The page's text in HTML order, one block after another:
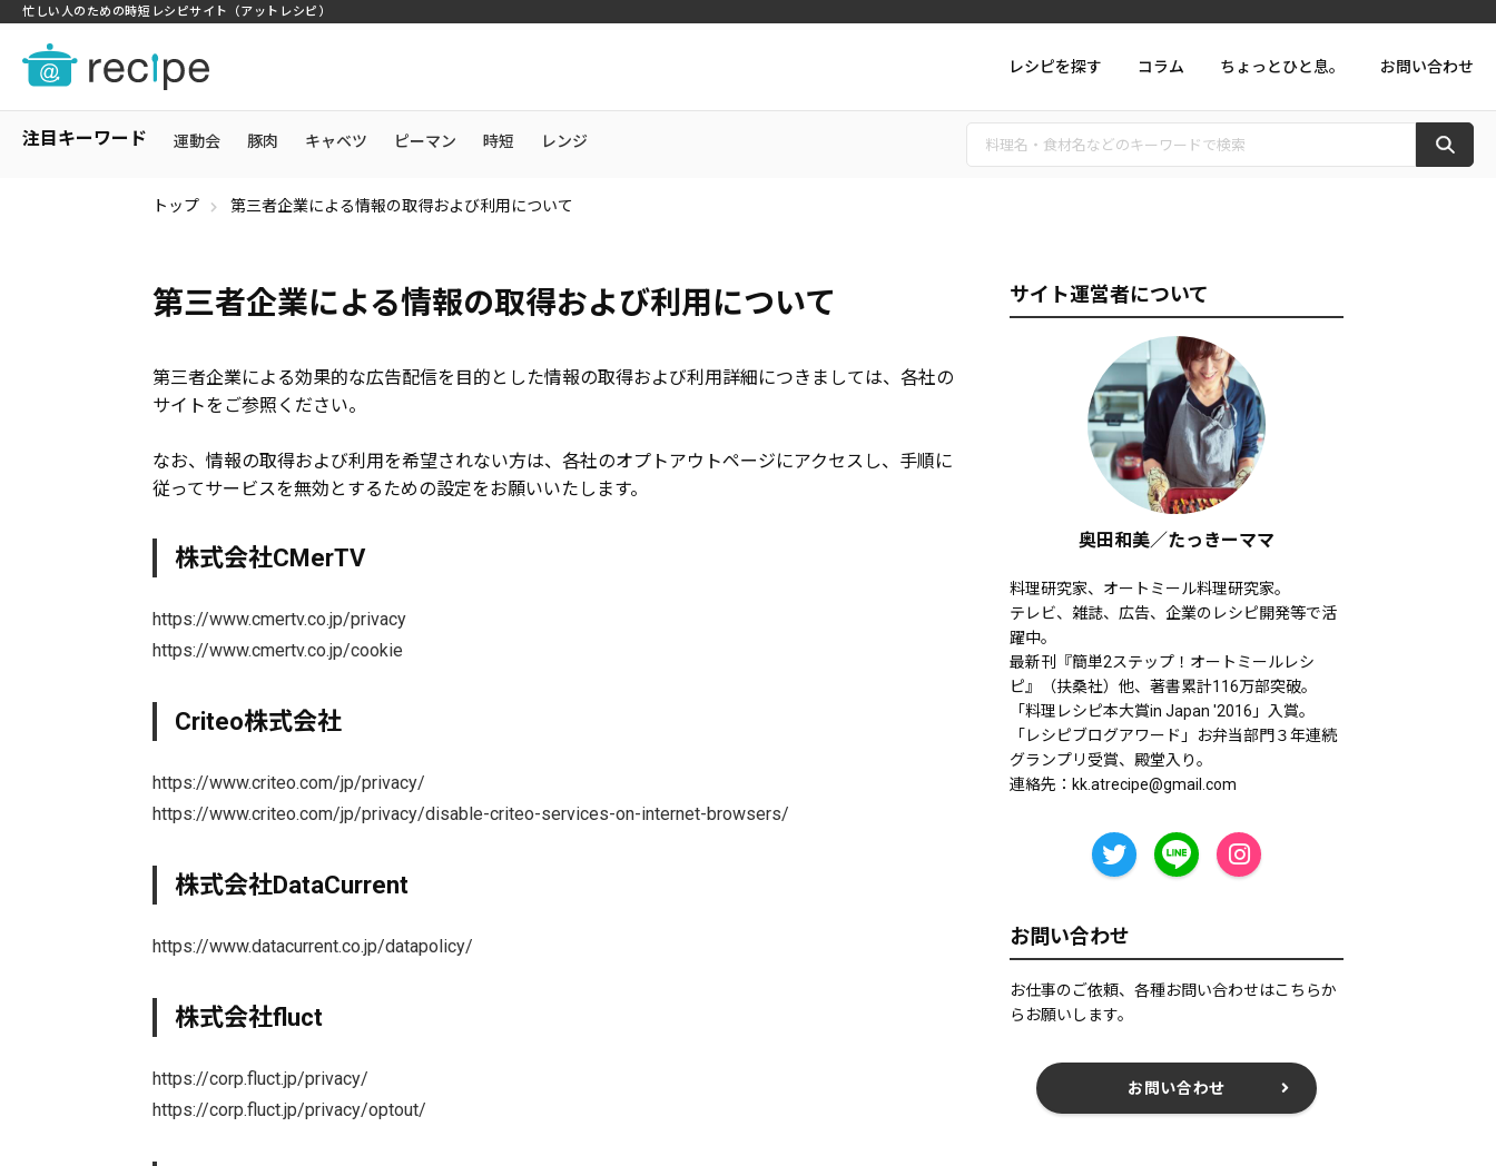
忙しい人のための時短レシピサイト（アットレシピ）
レシピを探す コラム ちょっとひと息。 お問い合わせ
注目キーワード 運動会 豚肉 キャベツ ピーマン 時短 レンジ
トップ 第三者企業による情報の取得および利用について
第三者企業による情報の取得および利用について
第三者企業による効果的な広告配信を目的とした情報の取得および利用詳細につきましては、各社の
サイトをご参照ください。
なお、情報の取得および利用を希望されない方は、各社のオプトアウトページにアクセスし、手順に
従ってサービスを無効とするための設定をお願いいたします。
株式会社CMerTV
https://www.cmertv.co.jp/privacy
https://www.cmertv.co.jp/cookie
Criteo株式会社
https://www.criteo.com/jp/privacy/
https://www.criteo.com/jp/privacy/disable-criteo-services-on-internet-browsers/
株式会社DataCurrent
https://www.datacurrent.co.jp/datapolicy/
株式会社fluct
https://corp.fluct.jp/privacy/
https://corp.fluct.jp/privacy/optout/
サイト運営者について
奥田和美／たっきーママ
料理研究家、オートミール料理研究家。
テレビ、雑誌、広告、企業のレシピ開発等で活
躍中。
最新刊『簡単2ステップ！オートミールレシ
ピ』（扶桑社）他、著書累計116万部突破。
「料理レシピ本大賞in Japan '2016」入賞。
「レシピブログアワード」お弁当部門３年連続
グランプリ受賞、殿堂入り。
連絡先： kk.atrecipe@gmail.com
お問い合わせ
お仕事のご依頼、各種お問い合わせはこちらか
らお願いします。
お問い合わせ